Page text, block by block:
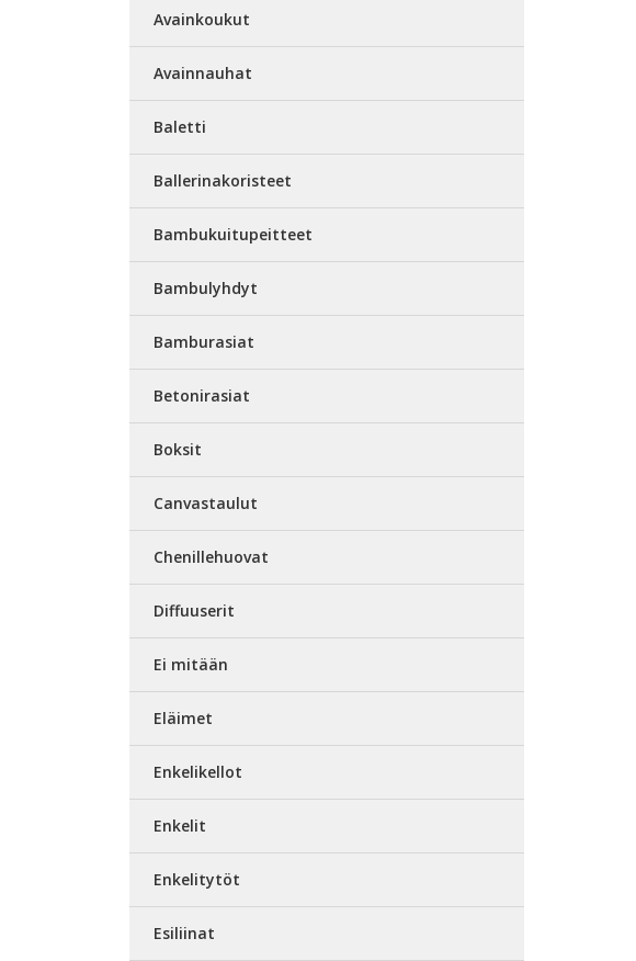
Avainkoukut
Avainnauhat
Baletti
Ballerinakoristeet
Bambukuitupeitteet
Bambulyhdyt
Bamburasiat
Betonirasiat
Boksit
Canvastaulut
Chenillehuovat
Diffuuserit
Ei mitään
Eläimet
Enkelikellot
Enkelit
Enkelitytöt
Esiliinat